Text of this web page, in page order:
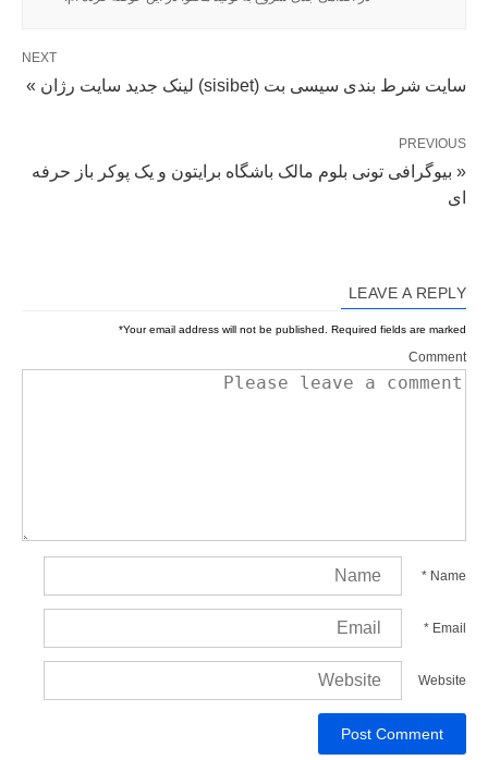
NEXT
سایت شرط بندی سیسی بت (sisibet) لینک جدید سایت رژان »
PREVIOUS
« بیوگرافی تونی بلوم مالک باشگاه برایتون و یک پوکر باز حرفه
ای
LEAVE A REPLY
Your email address will not be published. Required fields are marked
*
Comment
Name
*
Email
*
Website